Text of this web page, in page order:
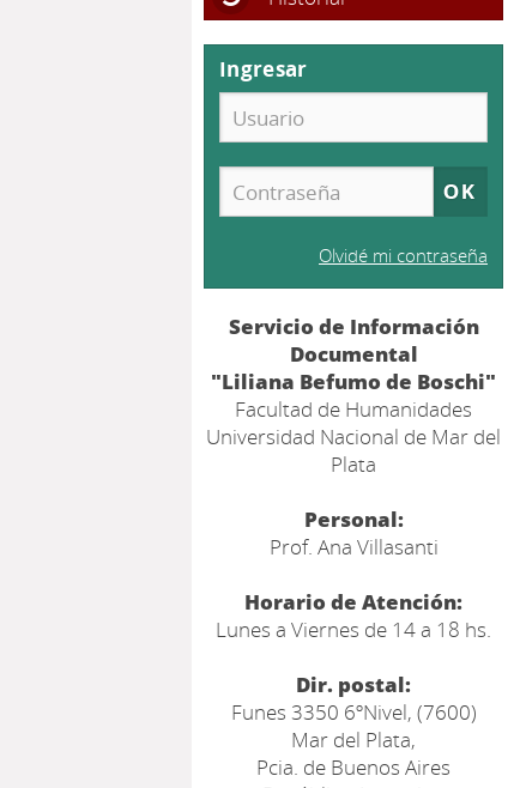
Ingresar
Olvidé mi contraseña
Servicio de Información
Documental
"Liliana Befumo de Boschi"
Facultad de Humanidades
Universidad Nacional de Mar del
Plata
Personal:
Prof. Ana Villasanti
Horario de Atención:
Lunes a Viernes de 14 a 18 hs.
Dir. postal:
Funes 3350 6ºNivel, (7600)
Mar del Plata,
Pcia. de Buenos Aires